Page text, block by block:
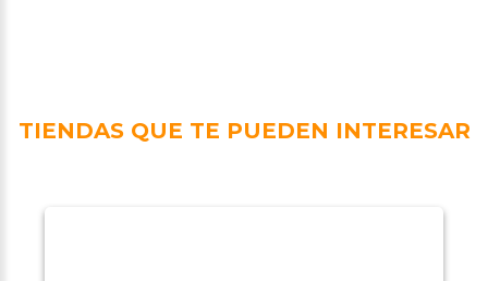
TIENDAS QUE TE PUEDEN INTERESAR